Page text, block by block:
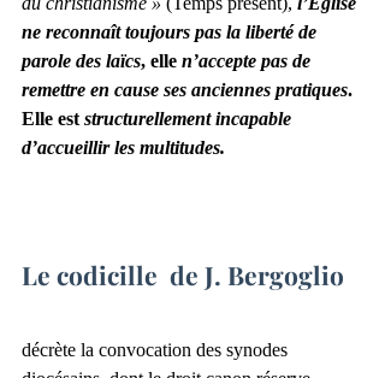
ne reconnaît toujours pas la liberté de
parole des laïcs, elle n’accepte pas de
remettre en cause ses anciennes pratiques.
Elle est structurellement incapable
d’accueillir les multitudes.
Le codicille  de J. Bergoglio
décrète la convocation des synodes